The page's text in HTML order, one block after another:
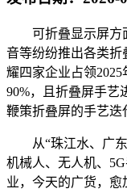
可折叠显示屏方面
音等纷纷推出各类折
耀四家企业占领
90%，且折叠屏手艺
鞭策折叠屏的手艺迭
从“珠江水、广东
机械人、无人机、
业，今天的广货，